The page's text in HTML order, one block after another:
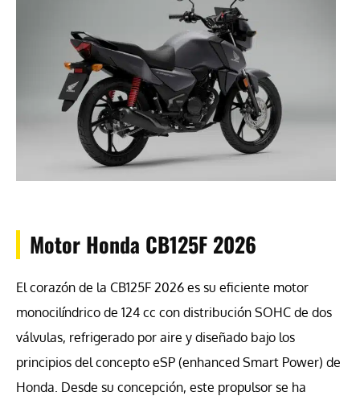
Motor Honda CB125F 2026
El corazón de la CB125F 2026 es su eficiente motor
monocilíndrico de 124 cc con distribución SOHC de dos
válvulas, refrigerado por aire y diseñado bajo los
principios del concepto eSP (enhanced Smart Power) de
Honda. Desde su concepción, este propulsor se ha